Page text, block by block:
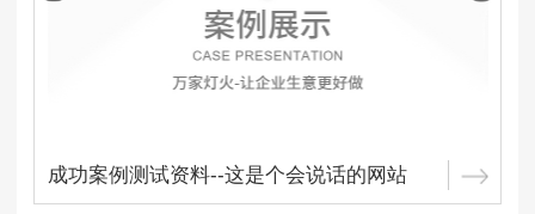
成功案例测试资料--这是个会说话的网站